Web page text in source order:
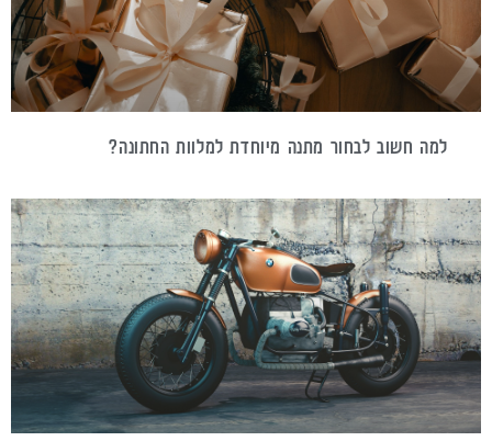
למה חשוב לבחור מתנה מיוחדת למלוות החתונה?